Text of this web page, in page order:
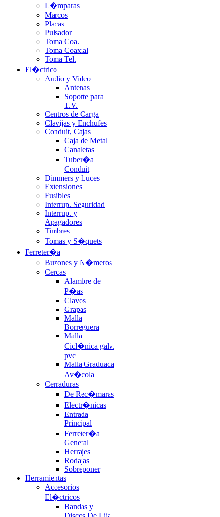
L�mparas
Marcos
Placas
Pulsador
Toma Coa.
Toma Coaxial
Toma Tel.
El�ctrico
Audio y Video
Antenas
Soporte para
T.V.
Centros de Carga
Clavijas y Enchufes
Conduit, Cajas
Caja de Metal
Canaletas
Tuber�a
Conduit
Dimmers y Luces
Extensiones
Fusibles
Interrup. Seguridad
Interrup. y
Apagadores
Timbres
Tomas y S�quets
Ferreter�a
Buzones y N�meros
Cercas
Alambre de
P�as
Clavos
Grapas
Malla
Borreguera
Malla
Cicl�nica galv.
pvc
Malla Graduada
Av�cola
Cerraduras
De Rec�maras
Electr�nicas
Entrada
Principal
Ferreter�a
General
Herrajes
Rodajas
Sobreponer
Herramientas
Accesorios
El�ctricos
Bandas y
Discos De Lija